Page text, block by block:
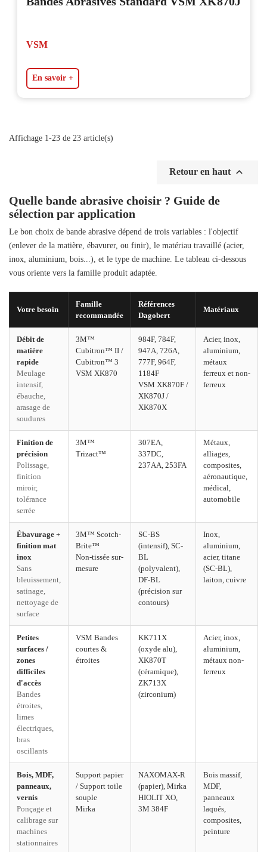
VSM
En savoir +
Affichage 1-23 de 23 article(s)
Retour en haut 
Quelle bande abrasive choisir ? Guide de
sélection par application
Le bon choix de bande abrasive dépend de trois variables : l'objectif
(enlever de la matière, ébavurer, ou finir), le matériau travaillé (acier,
inox, aluminium, bois...), et le type de machine. Le tableau ci-dessous
vous oriente vers la famille produit adaptée.
Votre besoin
Famille
recommandée
Références
Dagobert
Matériaux
Débit de
matière
rapide
Meulage
intensif,
ébauche,
arasage de
soudures
3M™
Cubitron™ II /
Cubitron™ 3
VSM XK870
984F, 784F,
947A, 726A,
777F, 964F,
1184F
VSM XK870F /
XK870J /
XK870X
Acier, inox,
aluminium,
métaux
ferreux et non-
ferreux
Finition de
précision
Polissage,
finition
miroir,
tolérance
serrée
3M™
Trizact™
307EA,
337DC,
237AA, 253FA
Métaux,
alliages,
composites,
aéronautique,
médical,
automobile
Ébavurage +
finition mat
inox
Sans
bleuissement,
satinage,
nettoyage de
surface
3M™ Scotch-
Brite™
Non-tissée sur-
mesure
SC-BS
(intensif), SC-
BL
(polyvalent),
DF-BL
(précision sur
contours)
Inox,
aluminium,
acier, titane
(SC-BL),
laiton, cuivre
Petites
surfaces /
zones
difficiles
d'accès
Bandes
étroites,
limes
électriques,
bras
oscillants
VSM Bandes
courtes &
étroites
KK711X
(oxyde alu),
XK870T
(céramique),
ZK713X
(zirconium)
Acier, inox,
aluminium,
métaux non-
ferreux
Bois, MDF,
panneaux,
vernis
Ponçage et
calibrage sur
machines
stationnaires
Support papier
/ Support toile
souple
Mirka
NAXOMAX-R
(papier), Mirka
HIOLIT XO,
3M 384F
Bois massif,
MDF,
panneaux
laqués,
composites,
peinture